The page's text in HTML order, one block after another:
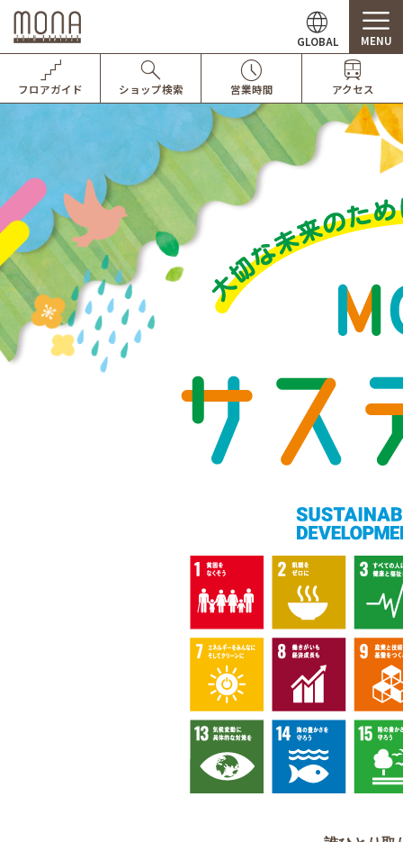
MENU
GLOBAL
フロアガイド ショップ検索 営業時間 アクセス